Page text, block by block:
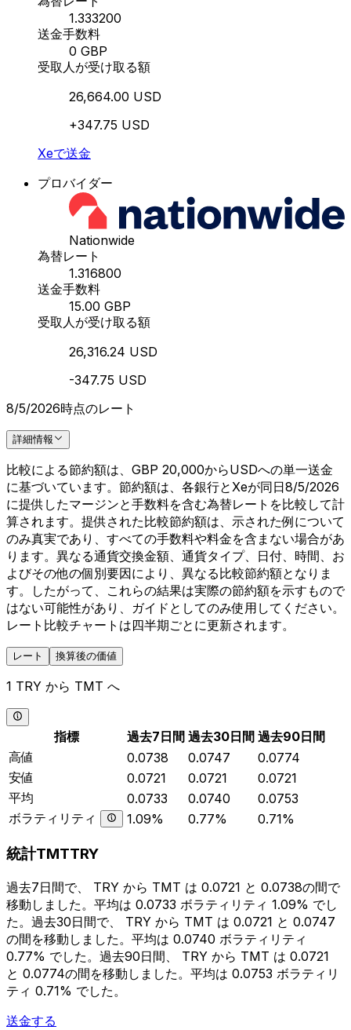
1.333200
送金手数料
0 GBP
受取人が受け取る額
26,664.00 USD
+347.75 USD
Xeで送金
プロバイダー
Nationwide
為替レート
1.316800
送金手数料
15.00 GBP
受取人が受け取る額
26,316.24 USD
-347.75 USD
8/5/2026時点のレート
詳細情報
比較による節約額は、GBP 20,000からUSDへの単一送金
に基づいています。節約額は、各銀行とXeが同日8/5/2026
に提供したマージンと手数料を含む為替レートを比較して計
算されます。提供された比較節約額は、示された例について
のみ真実であり、すべての手数料や料金を含まない場合があ
ります。異なる通貨交換金額、通貨タイプ、日付、時間、お
よびその他の個別要因により、異なる比較節約額となりま
す。したがって、これらの結果は実際の節約額を示すもので
はない可能性があり、ガイドとしてのみ使用してください。
レート比較チャートは四半期ごとに更新されます。
レート 換算後の価値
1 TRY から TMT へ
指標 過去7日間 過去30日間 過去90日間
高値
0.0738 0.0747
0.0774
安値
0.0721 0.0721
0.0721
平均
0.0733 0.0740
0.0753
ボラティリティ
1.09% 0.77% 0.71%
統計TMTTRY
過去7日間で、 TRY から TMT は 0.0721 と 0.0738の間で
移動しました。平均は 0.0733 ボラティリティ 1.09% でし
た。過去30日間で、 TRY から TMT は 0.0721 と 0.0747
の間を移動しました。平均は 0.0740 ボラティリティ
0.77% でした。過去90日間、 TRY から TMT は 0.0721
と 0.0774の間を移動しました。平均は 0.0753 ボラティリ
ティ 0.71% でした。
送金する